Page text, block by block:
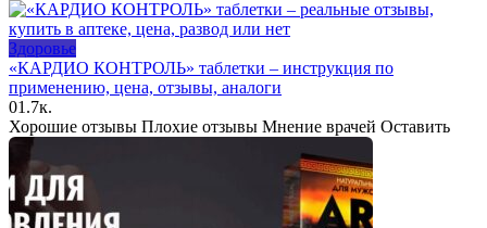
Здоровье
«КАРДИО КОНТРОЛЬ» таблетки – инструкция по
применению, цена, отзывы, аналоги
01.7к.
Хорошие отзывы Плохие отзывы Мнение врачей Оставить